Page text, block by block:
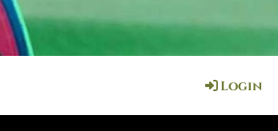
Login